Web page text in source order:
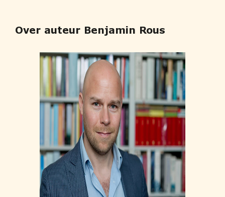
Over auteur Benjamin Rous